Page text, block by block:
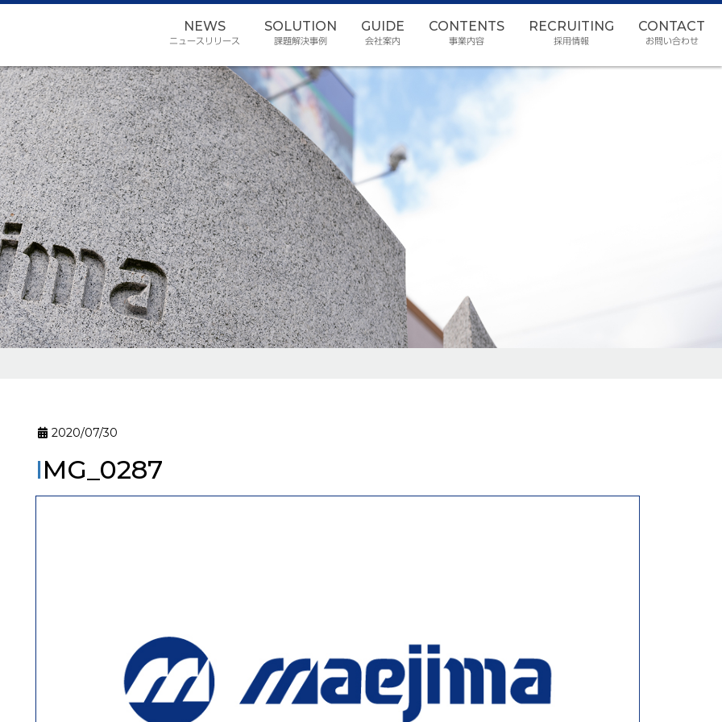
NEWS
ニュースリリース
SOLUTION
課題解決事例
GUIDE
会社案内
CONTENTS
事業内容
RECRUITING
採用情報
CONTACT
お問い合わせ
2020/07/30
IMG_0287